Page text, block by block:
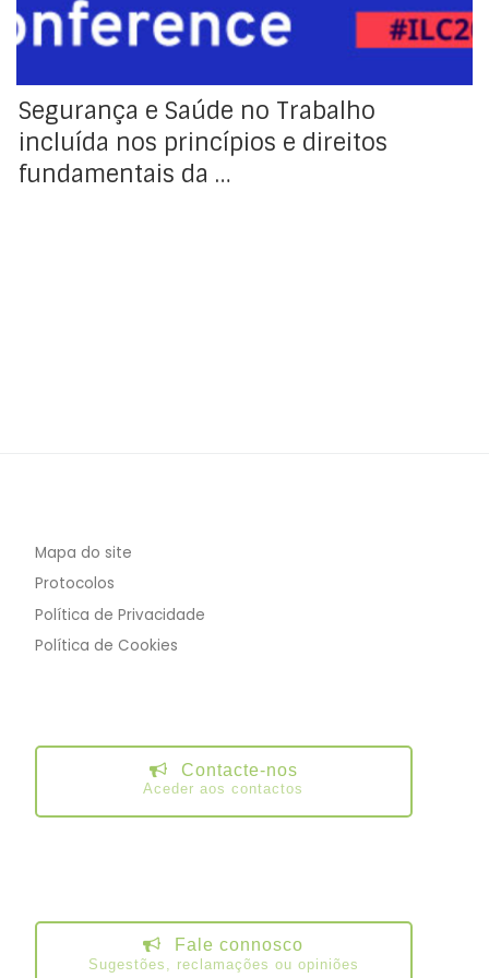
do direito de […]
Segurança e Saúde no Trabalho
incluída nos princípios e direitos
fundamentais da …
Mapa do site
Protocolos
Política de Privacidade
Política de Cookies
Contacte-nos
Aceder aos contactos
Fale connosco
Sugestões, reclamações ou opiniões